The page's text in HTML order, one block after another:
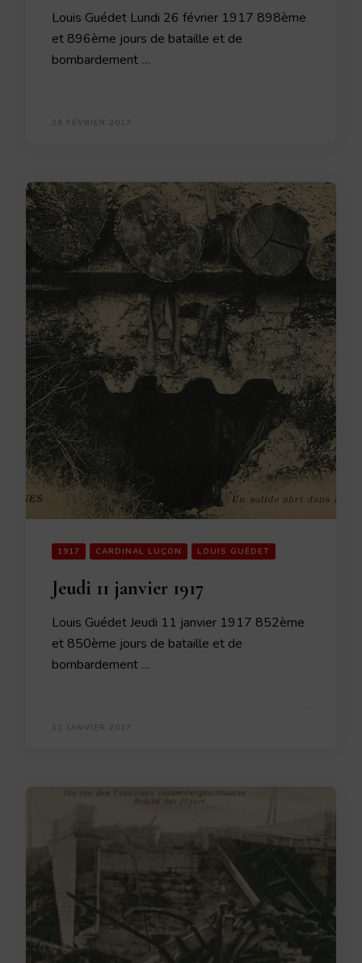
Louis Guédet Lundi 26 février 1917 898ème
et 896ème jours de bataille et de
bombardement …
1917 CARDINAL LUÇON LOUIS GUÉDET
Jeudi 11 janvier 1917
Louis Guédet Jeudi 11 janvier 1917 852ème
et 850ème jours de bataille et de
bombardement …